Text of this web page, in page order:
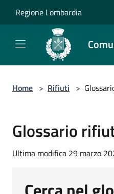
Regione Lombardia
Home > Rifiuti >
Glossario
Ultima modifica 29 marzo